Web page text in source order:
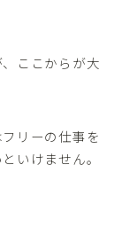
ここからが大
リーの仕事を
いけません。